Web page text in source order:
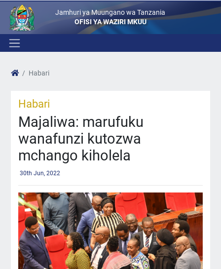
Jamhuri ya Muungano wa Tanzania
OFISI YA WAZIRI MKUU
Habari
Habari
Majaliwa: marufuku
wanafunzi kutozwa
mchango kiholela
30th Jun, 2022